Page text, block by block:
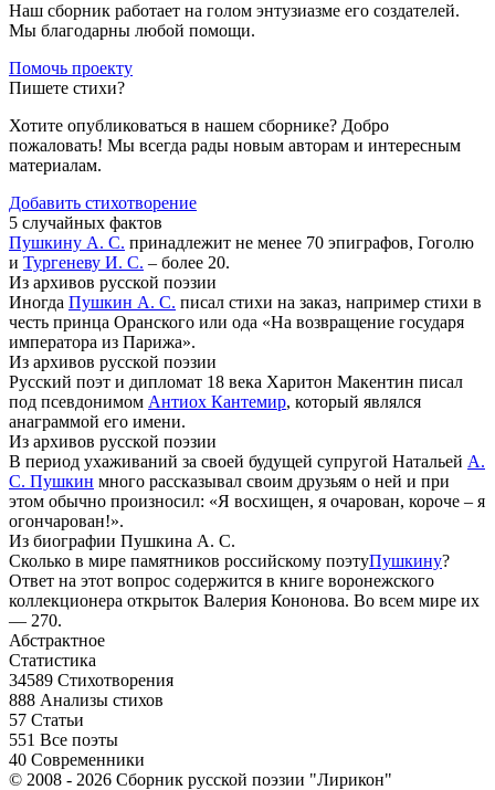
Наш сборник работает на голом энтузиазме его создателей.
Мы благодарны любой помощи.
Помочь проекту
Пишете стихи?
Хотите опубликоваться в нашем сборнике? Добро
пожаловать! Мы всегда рады новым авторам и интересным
материалам.
Добавить стихотворение
5 случайных фактов
Пушкину А. С. принадлежит не менее 70 эпиграфов, Гоголю
и Тургеневу И. С. – более 20.
Из архивов русской поэзии
Иногда Пушкин А. С. писал стихи на заказ, например стихи в
честь принца Оранского или ода «На возвращение государя
императора из Парижа».
Из архивов русской поэзии
Русский поэт и дипломат 18 века Харитон Макентин писал
под псевдонимом Антиох Кантемир, который являлся
анаграммой его имени.
Из архивов русской поэзии
В период ухаживаний за своей будущей супругой Натальей А.
С. Пушкин много рассказывал своим друзьям о ней и при
этом обычно произносил: «Я восхищен, я очарован, короче – я
огончарован!».
Из биографии Пушкина А. С.
Сколько в мире памятников российскому поэтуПушкину?
Ответ на этот вопрос содержится в книге воронежского
коллекционера открыток Валерия Кононова. Во всем мире их
— 270.
Абстрактное
Статистика
34589 Стихотворения
888 Анализы стихов
57 Статьи
551 Все поэты
40 Современники
© 2008 - 2026 Сборник русской поэзии "Лирикон"